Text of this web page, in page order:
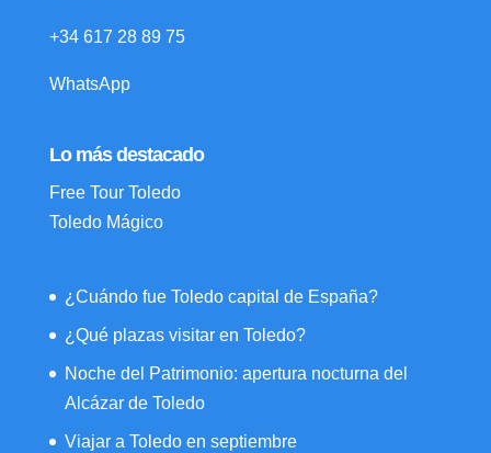
+34 617 28 89 75
WhatsApp
Lo más destacado
Free Tour Toledo
Toledo Mágico
¿Cuándo fue Toledo capital de España?
¿Qué plazas visitar en Toledo?
Noche del Patrimonio: apertura nocturna del
Alcázar de Toledo
Viajar a Toledo en septiembre